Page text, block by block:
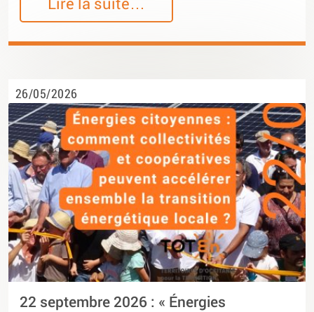
26/05/2026
22 septembre 2026 : « Énergies